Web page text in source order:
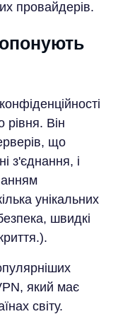
провайдерів.
рівня. Він
що
з'єднання, і
унікальних
швидкі
який має
світу.